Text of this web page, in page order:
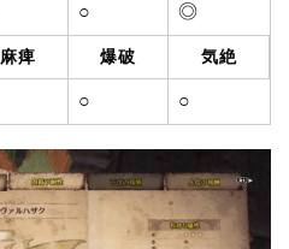
○ ◎
麻痺 爆破 気絶
○ ○